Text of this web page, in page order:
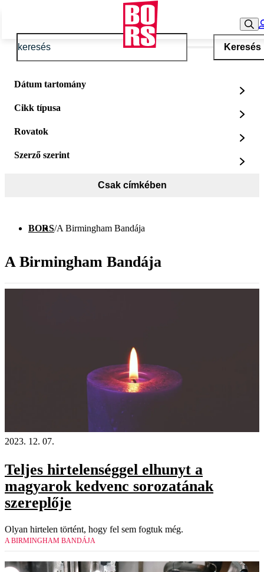
Keresés
Dátum tartomány
Cikk típusa
Rovatok
Szerző szerint
Csak címkében
BORS/A Birmingham Bandája
A Birmingham Bandája
2023. 12. 07.
Teljes hirtelenséggel elhunyt a
magyarok kedvenc sorozatának
szereplője
Olyan hirtelen történt, hogy fel sem fogtuk még.
A BIRMINGHAM BANDÁJA